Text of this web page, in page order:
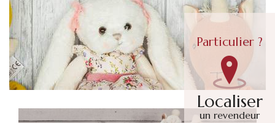
Particulier ?
Localiser
un revendeur